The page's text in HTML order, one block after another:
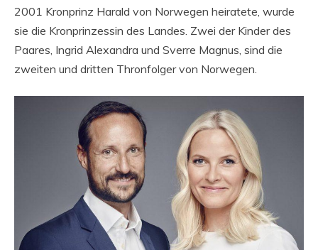
2001 Kronprinz Harald von Norwegen heiratete, wurde
sie die Kronprinzessin des Landes. Zwei der Kinder des
Paares, Ingrid Alexandra und Sverre Magnus, sind die
zweiten und dritten Thronfolger von Norwegen.